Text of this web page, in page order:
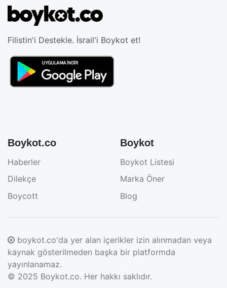
Filistin'i Destekle. İsrail'i Boykot et!
Boykot.co
Haberler
Dilekçe
Boycott
Boykot
Boykot Listesi
Marka Öner
Blog
boykot.co'da yer alan içerikler izin alınmadan veya
kaynak gösterilmeden başka bir platformda
yayınlanamaz.
© 2025 Boykot.co. Her hakkı saklıdır.